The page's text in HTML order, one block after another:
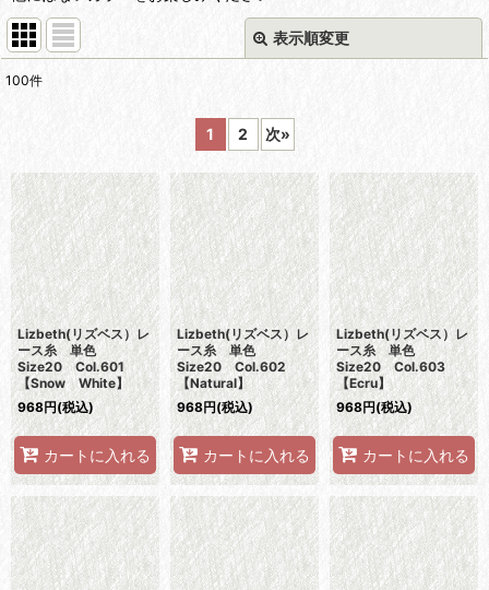
表示順変更
絞り込む
100件
1 2 次»
Lizbeth(リズベス）レ
ース糸 単色
Size20 Col.601
【Snow White】
968円(税込)
カートに入れる
Lizbeth(リズベス）レ
ース糸 単色
Size20 Col.602
【Natural】
968円(税込)
カートに入れる
Lizbeth(リズベス）レ
ース糸 単色
Size20 Col.603
【Ecru】
968円(税込)
カートに入れる